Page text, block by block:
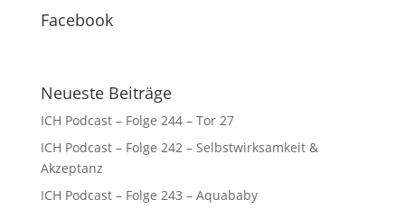
Facebook
Neueste Beiträge
ICH Podcast – Folge 244 – Tor 27
ICH Podcast – Folge 242 – Selbstwirksamkeit &
Akzeptanz
ICH Podcast – Folge 243 – Aquababy